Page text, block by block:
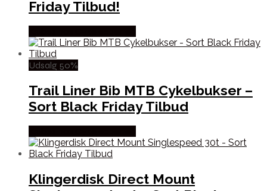
Friday Tilbud!
Udsalg 50%
Trail Liner Bib MTB Cykelbukser –
Sort Black Friday Tilbud
Klingerdisk Direct Mount